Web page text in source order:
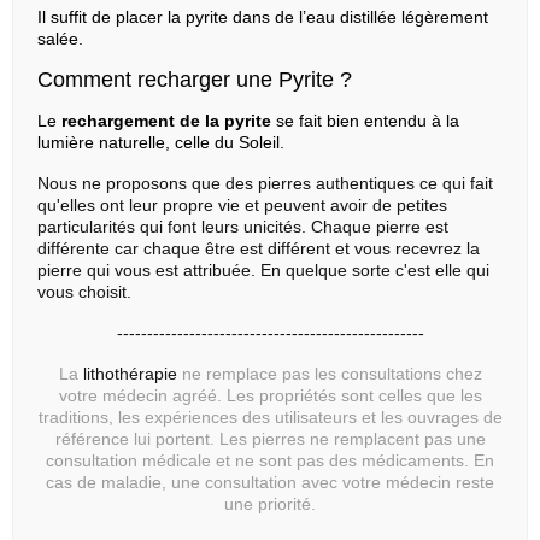
Il suffit de placer la pyrite dans de l’eau distillée légèrement
salée.
Comment recharger une Pyrite ?
Le rechargement de la pyrite se fait bien entendu à la
lumière naturelle, celle du Soleil.
Nous ne proposons que des pierres authentiques ce qui fait
qu'elles ont leur propre vie et peuvent avoir de petites
particularités qui font leurs unicités. Chaque pierre est
différente car chaque être est différent et vous recevrez la
pierre qui vous est attribuée. En quelque sorte c'est elle qui
vous choisit.
---------------------------------------------------
La lithothérapiene remplace pas les consultations chez
votre médecin agréé. Les propriétés sont celles que les
traditions, les expériences des utilisateurs et les ouvrages de
référence lui portent. Les pierres ne remplacent pas une
consultation médicale et ne sont pas des médicaments. En
cas de maladie, une consultation avec votre médecin reste
une priorité.